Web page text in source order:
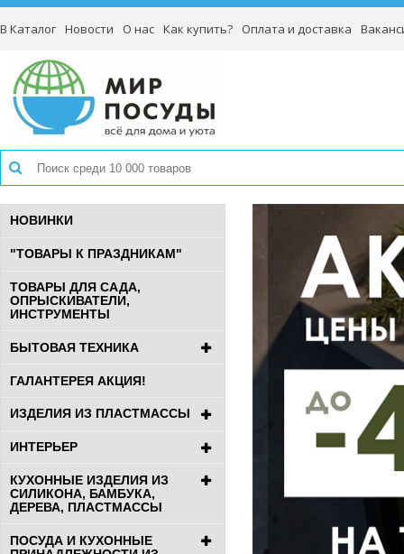
В Каталог Новости О нас Как купить? Оплата и доставка
НОВИНКИ
"ТОВАРЫ К ПРАЗДНИКАМ"
ТОВАРЫ ДЛЯ САДА,
ОПРЫСКИВАТЕЛИ,
ИНСТРУМЕНТЫ
БЫТОВАЯ ТЕХНИКА
ГАЛАНТЕРЕЯ АКЦИЯ!
ИЗДЕЛИЯ ИЗ ПЛАСТМАССЫ
ИНТЕРЬЕР
КУХОННЫЕ ИЗДЕЛИЯ ИЗ
СИЛИКОНА, БАМБУКА,
ДЕРЕВА, ПЛАСТМАССЫ
ПОСУДА И КУХОННЫЕ